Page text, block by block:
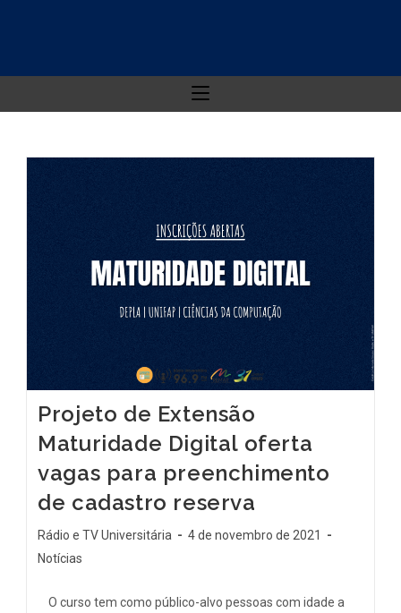
Projeto de Extensão
Maturidade Digital oferta
vagas para preenchimento
de cadastro reserva
Rádio e TV Universitária
4 de novembro de 2021
Notícias
O curso tem como público-alvo pessoas com idade a